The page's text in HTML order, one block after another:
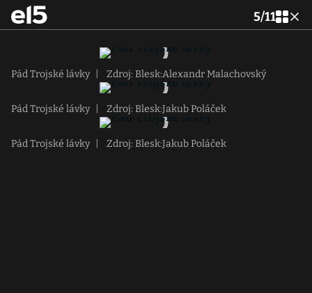
5/11
Pád Trojské lávky Zdroj: Blesk:Alexandr Malachovský
Pád Trojské lávky Zdroj: Blesk:Jakub Poláček
Pád Trojské lávky Zdroj: Blesk:Jakub Poláček